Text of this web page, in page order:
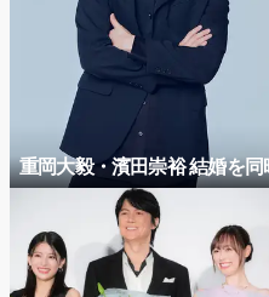
重岡大毅・濱田崇裕 結婚を同